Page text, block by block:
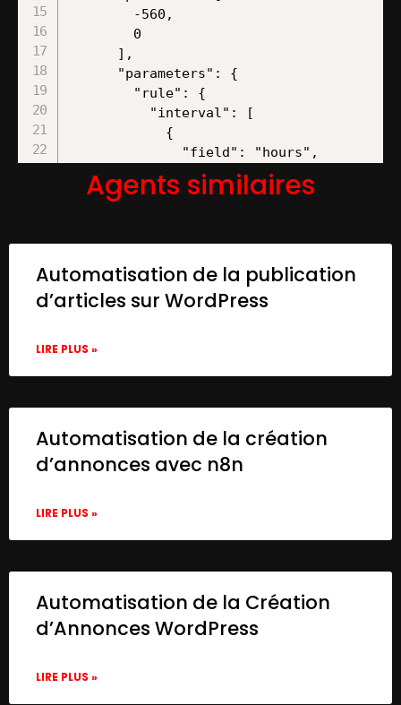
        -560,
        0
      ],
      "parameters": {
        "rule": {
          "interval": [
            {
              "field": "hours",
              "hoursInterval": 21,
"triggerAtMinute":
      },
      "typeVersion": 1.2
    },
"id": "d549c019-1f3e-4758-a5ee-
      "position": [
        -340,
        0
      ],
        "options": {},
              "name": "searchInput",
              "type": "string",
          ]
Agents similaires
Automatisation de la publication
d’articles sur WordPress
LIRE PLUS »
Automatisation de la création
d’annonces avec n8n
LIRE PLUS »
Automatisation de la Création
d’Annonces WordPress
LIRE PLUS »